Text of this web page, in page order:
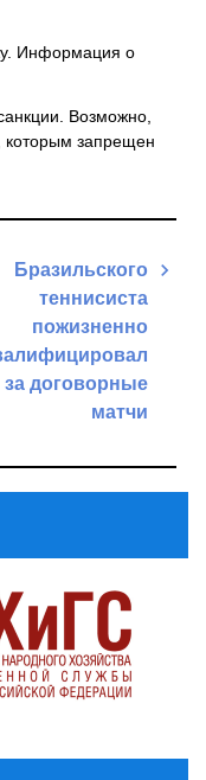
Информация о
Возможно,
которым запрещен
Бразильского
теннисиста
пожизненно
за договорные
матчи